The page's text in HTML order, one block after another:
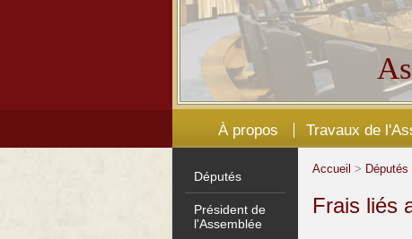
À propos Travaux de
Députés
Président de
l'Assemblée
Accueil > Députés
Frais liés